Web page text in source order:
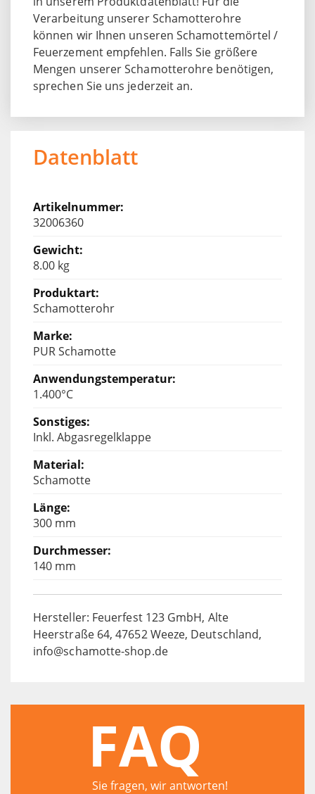
Verarbeitung unserer Schamotterohre
können wir Ihnen unseren Schamottemörtel /
Feuerzement empfehlen. Falls Sie größere
Mengen unserer Schamotterohre benötigen,
sprechen Sie uns jederzeit an.
Datenblatt
32006360
8.00 kg
Schamotterohr
PUR Schamotte
1.400°C
Inkl. Abgasregelklappe
Schamotte
300 mm
140 mm
Hersteller: Feuerfest 123 GmbH, Alte
Heerstraße 64, 47652 Weeze, Deutschland,
info@schamotte-shop.de
FAQ
Sie fragen, wir antworten!